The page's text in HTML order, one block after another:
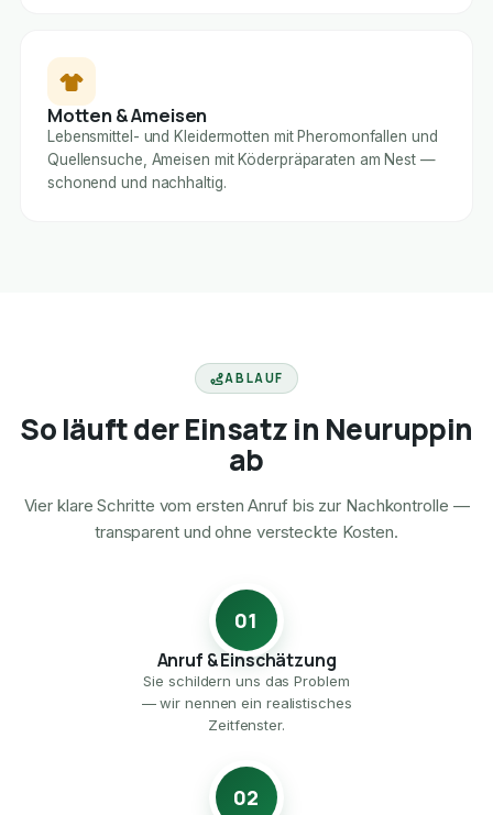
Motten & Ameisen
Lebensmittel- und Kleidermotten mit Pheromonfallen und
Quellensuche, Ameisen mit Köderpräparaten am Nest —
schonend und nachhaltig.
ABLAUF
So läuft der Einsatz in Neuruppin
ab
Vier klare Schritte vom ersten Anruf bis zur Nachkontrolle —
transparent und ohne versteckte Kosten.
01
Anruf & Einschätzung
Sie schildern uns das Problem
— wir nennen ein realistisches
Zeitfenster.
02